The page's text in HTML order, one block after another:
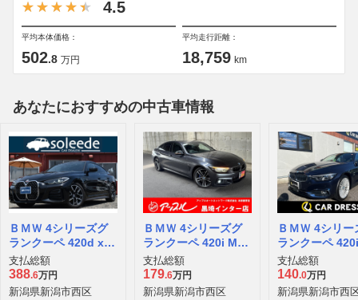
4.5
平均本体価格：
502.8 万円
平均走行距離：
18,759 km
あなたにおすすめの中古車情報
ＢＭＷ 4シリーズグ
ランクーペ 420d xド
ライブ Mスポーツ デ
ィーゼルターボ 4WD
支払総額
388.6万円
新潟県新潟市西区
ＢＭＷ 4シリーズグ
ランクーペ 420i Mス
ポーツ
支払総額
179.6万円
新潟県新潟市西区
ＢＭＷ 4シリー
ランクーペ
ジュアリー
支払総額
140.0万円
新潟県新潟市西